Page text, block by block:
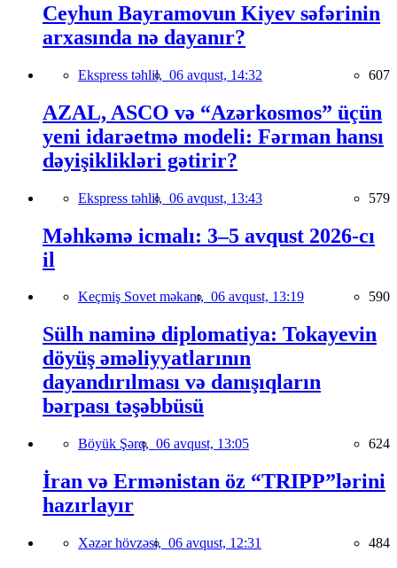
Ceyhun Bayramovun Kiyev səfərinin
arxasında nə dayanır?
Ekspress təhlil, 06 avqust, 14:32 607
AZAL, ASCO və “Azərkosmos” üçün
yeni idarəetmə modeli: Fərman hansı
dəyişiklikləri gətirir?
Ekspress təhlil, 06 avqust, 13:43 579
Məhkəmə icmalı: 3–5 avqust 2026-cı
il
Keçmiş Sovet məkanı, 06 avqust, 13:19 590
Sülh naminə diplomatiya: Tokayevin
döyüş əməliyyatlarının
dayandırılması və danışıqların
bərpası təşəbbüsü
Böyük Şərq, 06 avqust, 13:05 624
İran və Ermənistan öz “TRIPP”lərini
hazırlayır
Xəzər hövzəsi, 06 avqust, 12:31 484